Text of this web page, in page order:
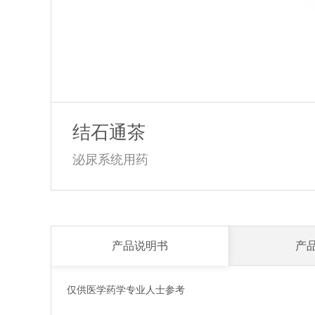
结石通茶
泌尿系统用药
产品说明书 产
仅供医学药学专业人士参考